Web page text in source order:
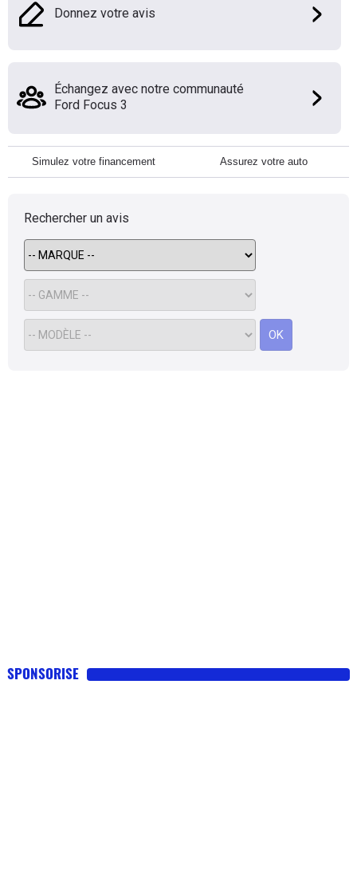
Donnez votre avis
Échangez avec notre communauté
Ford Focus 3
Simulez votre financement Assurez votre auto
Rechercher un avis
OK
SPONSORISE